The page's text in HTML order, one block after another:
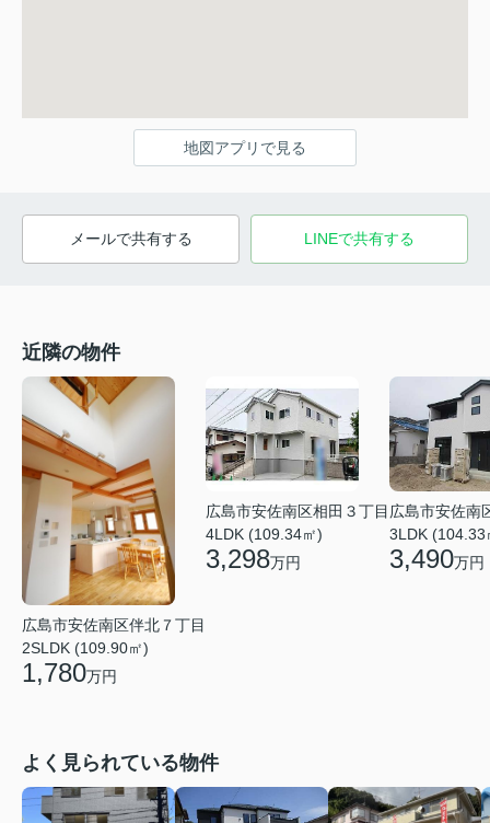
地図アプリで見る
メールで共有する LINEで共有する
近隣の物件
広島市安佐南区伴北７丁目
2SLDK (109.90㎡)
1,780万円
広島市安佐南区相田３丁目
4LDK (109.34㎡)
3,298万円
広島市安佐南
3LDK (104.33
3,490万円
よく見られている物件